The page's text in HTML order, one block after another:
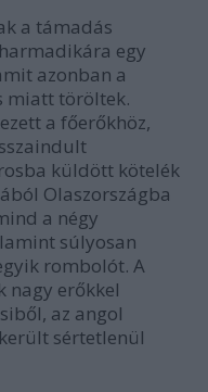
a támadás
egy
azonban a
miatt töröltek.
a főerőkhöz,
küldött kötelék
Olaszországba
a négy
súlyosan
rombolót. A
nagy erőkkel
az angol
sértetlenül